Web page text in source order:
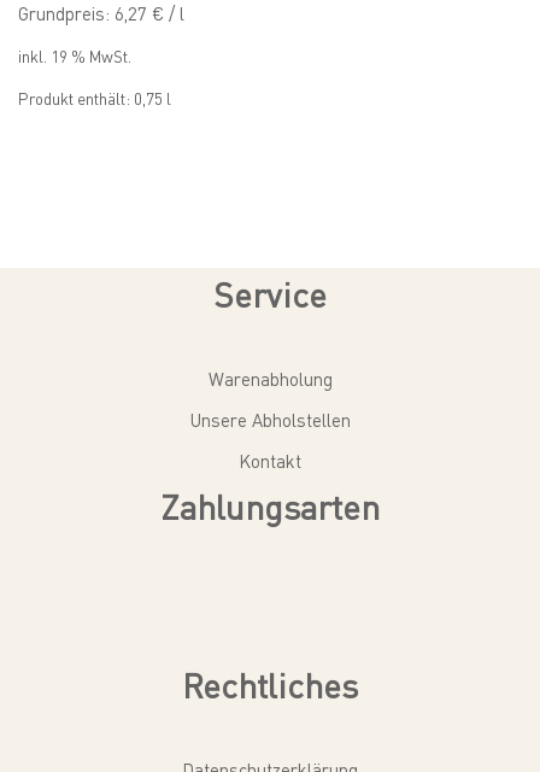
Grundpreis: 6,27 € / l
inkl. 19 % MwSt.
Produkt enthält: 0,75 l
Service
Warenabholung
Unsere Abholstellen
Kontakt
Zahlungsarten
Rechtliches